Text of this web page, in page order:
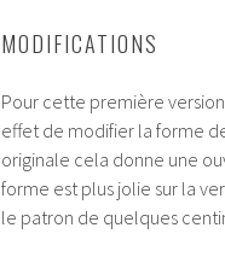
MODIFICATIONS
Pour cette première
effet de modifier la forme
originale cela donne une
forme est plus jolie sur la
le patron de quelques